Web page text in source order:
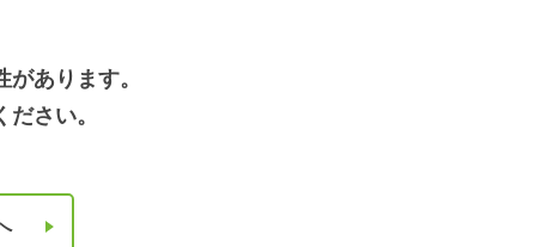
あります。
さい。